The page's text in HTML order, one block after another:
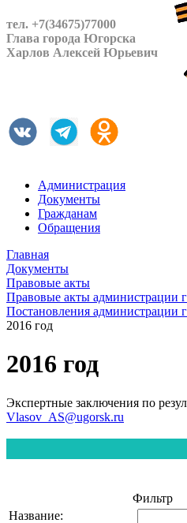
тел. +7(34675)77000
Глава города Югорска
Харлов Алексей Юрьевич
Администрация
Документы
Гражданам
Обращения
Главная
Документы
Правовые акты
Правовые акты администрации
Постановления администрации
2016 год
2016 год
Экспертные заключения по
Vlasov_AS@ugorsk.ru
Фильтр
Название: